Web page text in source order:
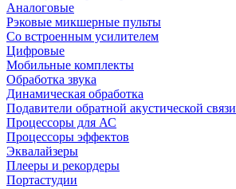
Аналоговые
Рэковые микшерные пульты
Со встроенным усилителем
Цифровые
Мобильные комплекты
Обработка звука
Динамическая обработка
Подавители обратной акустической связи
Процессоры для АС
Процессоры эффектов
Эквалайзеры
Плееры и рекордеры
Портастудии